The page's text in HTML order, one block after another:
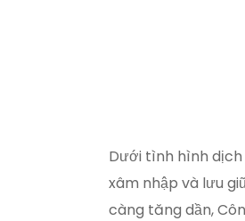
Dưới tình hình
xâm nhập và lưu
càng tăng dần,